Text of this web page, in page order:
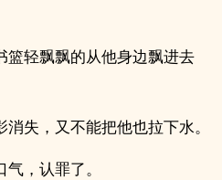
篮轻飘飘的从他身边飘进去
失，又不能把他也拉下水。
，认罪了。